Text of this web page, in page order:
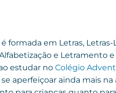
é formada em Letras,
e Letramento
estudar no Colégio
aperfeiçoar ainda mais